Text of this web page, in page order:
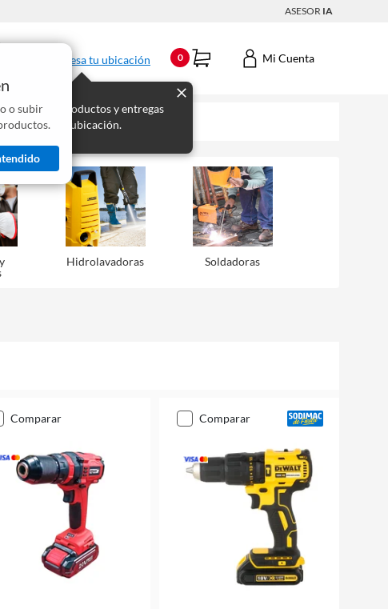
ASESOR IA
o subir
Ingresa tu ubicación
los productos y entregas
para tu ubicación.
0 Mi Cuenta
Hidrolavadoras Soldadoras
comparar comparar